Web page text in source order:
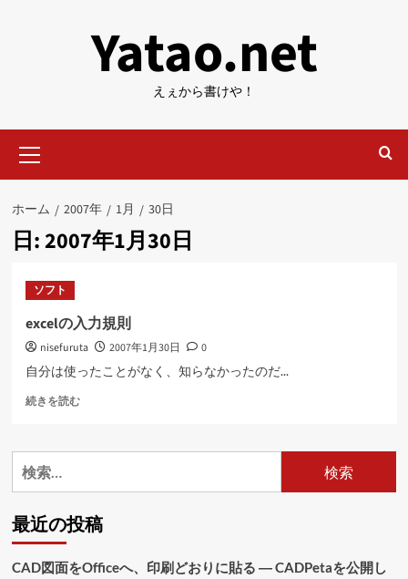
Yatao.net
えぇから書けや！
イ
ン
ニ
ュ
ホーム 2007年 1月 30日
日:2007年1月30日
ソフト
excelの入力規則
nisefuruta 2007年1月30日
0
自分は使ったことがなく、知らなかったのだ...
続きを読むexcel
力
つ
い
さ
検
索:
最近の投稿
CAD図面をOfficeへ、印刷どおりに貼る ― CADPetaを公開し